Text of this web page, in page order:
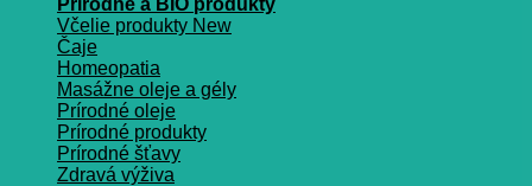
Prírodné a BIO produkty
Včelie produkty
Čaje
Homeopatia
Masážne oleje a gély
Prírodné oleje
Prírodné produkty
Prírodné šťavy
Zdravá výživa